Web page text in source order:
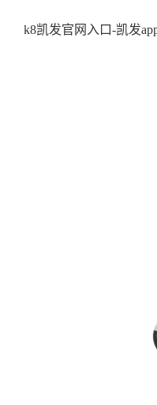
k8凯发官网入口-凯发